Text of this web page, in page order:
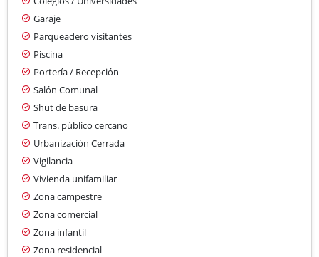
Garaje
Parqueadero visitantes
Piscina
Portería / Recepción
Salón Comunal
Shut de basura
Trans. público cercano
Urbanización Cerrada
Vigilancia
Vivienda unifamiliar
Zona campestre
Zona comercial
Zona infantil
Zona residencial